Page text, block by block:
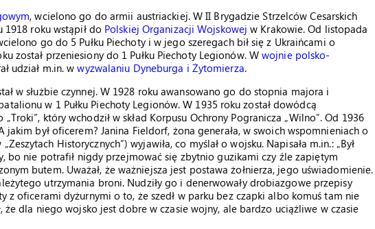
, wcielono go do armii austriackiej. W II Brygadzie Strzelców Cesarskich
1918 roku wstąpił do Polskiej Organizacji Wojskowej w Krakowie. Od listopada
go do 5 Pułku Piechoty i w jego szeregach bił się z Ukraińcami o
został przeniesiony do 1 Pułku Piechoty Legionów. W wojnie polsko-
udział m.in. wwyzwalaniu Dyneburga i Żytomierza.
w służbie czynnej. W 1928 roku awansowano go do stopnia majora i
w 1 Pułku Piechoty Legionów. W 1935 roku został dowódcą
który wchodził w skład Korpusu Ochrony Pogranicza „Wilno”. Od 1936
jakim był oficerem? Janina Fieldorf, żona generała, w swoich wspomnieniach o
Historycznych”) wyjawiła, co myślał o wojsku. Napisała m.in.: „Był
bo nie potrafił nigdy przejmować się zbytnio guzikami czy źle zapiętym
butem. Uważał, że ważniejsza jest postawa żołnierza, jego uświadomienie.
utrzymania broni. Nudziły go i denerwowały drobiazgowe przepisy
z oficerami dyżurnymi o to, że szedł w parku bez czapki albo komuś tam nie
że dla niego wojsko jest dobre w czasie wojny, ale bardzo uciążliwe w czasie